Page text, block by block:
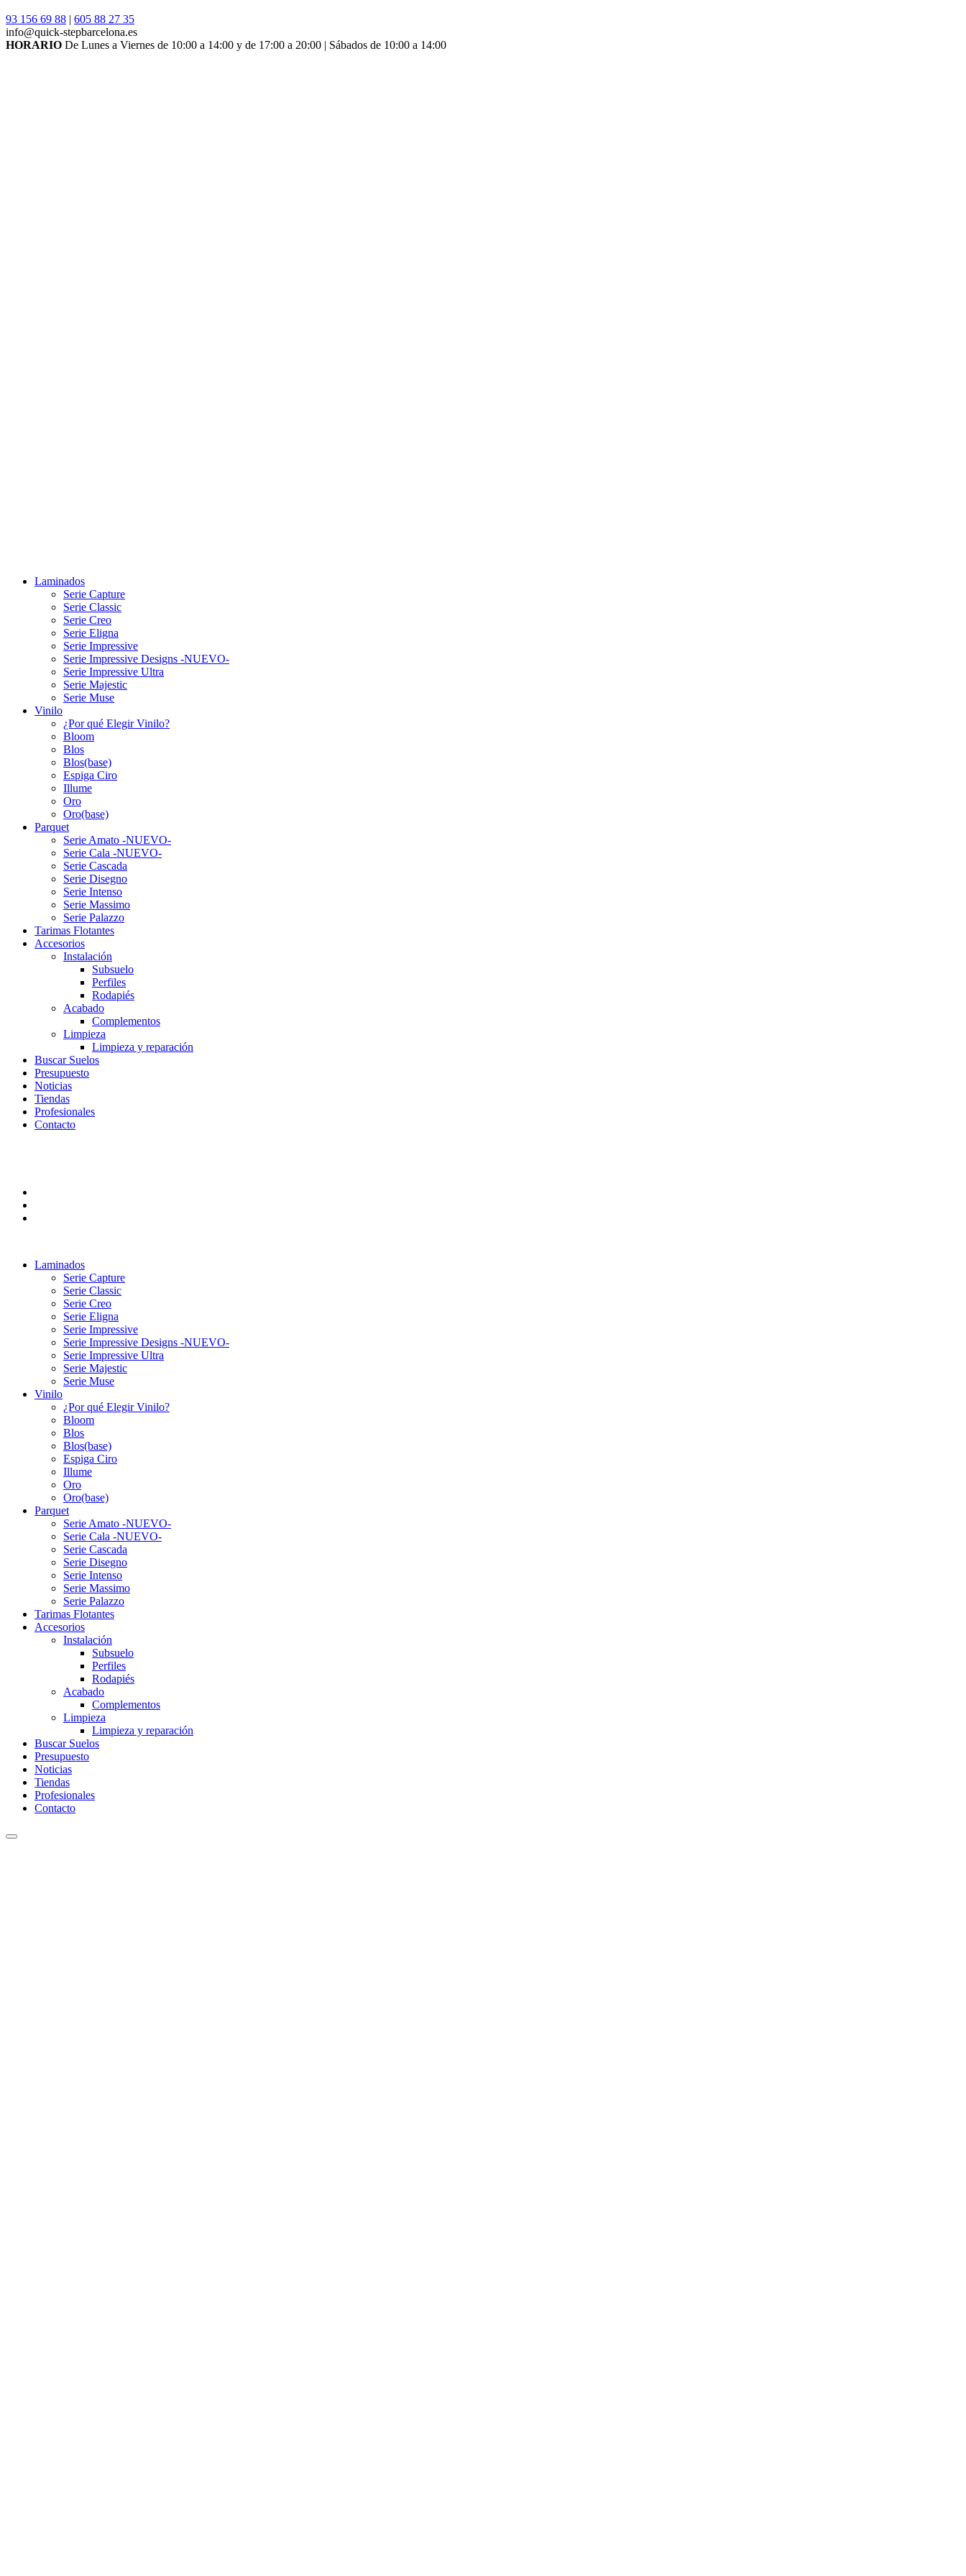
93 156 69 88 | 605 88 27 35
info@quick-stepbarcelona.es
HORARIO De Lunes a Viernes de 10:00 a 14:00 y de 17:00 a 20:00 | Sábados de 10:00 a 14:00
Laminados
Serie Capture
Serie Classic
Serie Creo
Serie Eligna
Serie Impressive
Serie Impressive Designs -NUEVO-
Serie Impressive Ultra
Serie Majestic
Serie Muse
Vinilo
¿Por qué Elegir Vinilo?
Bloom
Blos
Blos(base)
Espiga Ciro
Illume
Oro
Oro(base)
Parquet
Serie Amato -NUEVO-
Serie Cala -NUEVO-
Serie Cascada
Serie Disegno
Serie Intenso
Serie Massimo
Serie Palazzo
Tarimas Flotantes
Accesorios
Instalación
Subsuelo
Perfiles
Rodapiés
Acabado
Complementos
Limpieza
Limpieza y reparación
Buscar Suelos
Presupuesto
Noticias
Tiendas
Profesionales
Contacto
Laminados
Serie Capture
Serie Classic
Serie Creo
Serie Eligna
Serie Impressive
Serie Impressive Designs -NUEVO-
Serie Impressive Ultra
Serie Majestic
Serie Muse
Vinilo
¿Por qué Elegir Vinilo?
Bloom
Blos
Blos(base)
Espiga Ciro
Illume
Oro
Oro(base)
Parquet
Serie Amato -NUEVO-
Serie Cala -NUEVO-
Serie Cascada
Serie Disegno
Serie Intenso
Serie Massimo
Serie Palazzo
Tarimas Flotantes
Accesorios
Instalación
Subsuelo
Perfiles
Rodapiés
Acabado
Complementos
Limpieza
Limpieza y reparación
Buscar Suelos
Presupuesto
Noticias
Tiendas
Profesionales
Contacto